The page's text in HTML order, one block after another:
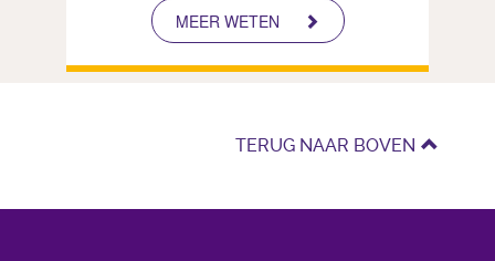
MEER WETEN
1 2 3
TERUG NAAR BOVEN